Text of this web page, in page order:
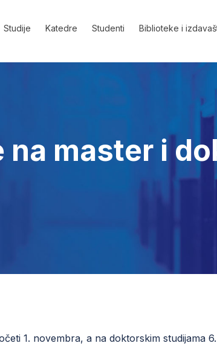
Studije Katedre Studenti Biblioteke i
na master i
1. novembra, a na doktorskim studijama